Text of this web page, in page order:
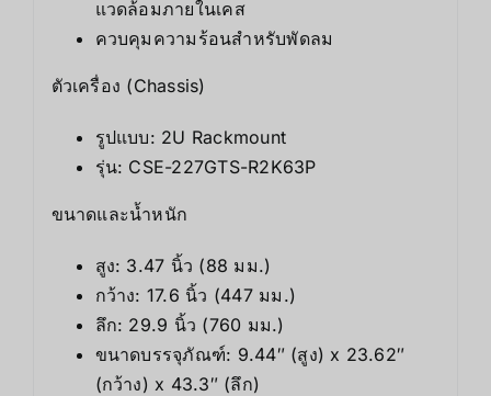
แวดล้อมภายในเคส
ควบคุมความร้อนสำหรับพัดลม
ตัวเครื่อง (Chassis)
รูปแบบ: 2U Rackmount
รุ่น: CSE-227GTS-R2K63P
ขนาดและน้ำหนัก
สูง: 3.47 นิ้ว (88 มม.)
กว้าง: 17.6 นิ้ว (447 มม.)
ลึก: 29.9 นิ้ว (760 มม.)
ขนาดบรรจุภัณฑ์: 9.44″ (สูง) x 23.62″
(กว้าง) x 43.3″ (ลึก)